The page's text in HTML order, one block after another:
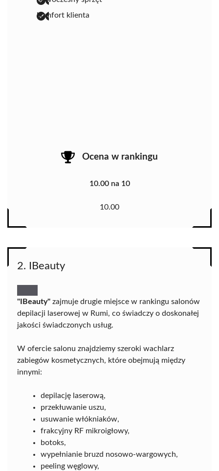
komfort klienta
Ocena w rankingu
10.00 na 10
10.00
2. IBeauty
"IBeauty" zajmuje drugie miejsce w rankingu salonów
depilacji laserowej w Rumi, co świadczy o doskonałej
jakości świadczonych usług.
W ofercie salonu znajdziemy szeroki wachlarz
zabiegów kosmetycznych, które obejmują między
innymi:
depilację laserową,
przekłuwanie uszu,
usuwanie włókniaków,
frakcyjny RF mikroigłowy,
botoks,
wypełnianie bruzd nosowo-wargowych,
peeling węglowy,